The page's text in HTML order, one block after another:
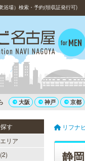
浴場）検索・予約(領収証発行可)
大阪 神戸 京都
す
リア
リフナ
静